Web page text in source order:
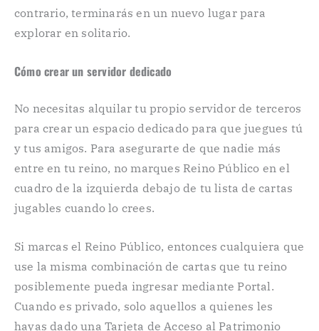
contrario, terminarás en un nuevo lugar para
explorar en solitario.
Cómo crear un servidor dedicado
No necesitas alquilar tu propio servidor de terceros
para crear un espacio dedicado para que juegues tú
y tus amigos. Para asegurarte de que nadie más
entre en tu reino, no marques Reino Público en el
cuadro de la izquierda debajo de tu lista de cartas
jugables cuando lo crees.
Si marcas el Reino Público, entonces cualquiera que
use la misma combinación de cartas que tu reino
posiblemente pueda ingresar mediante Portal.
Cuando es privado, solo aquellos a quienes les
hayas dado una Tarjeta de Acceso al Patrimonio